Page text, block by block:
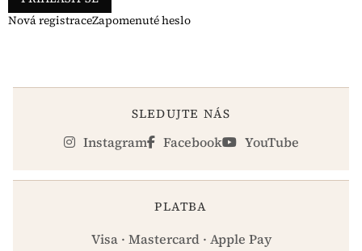
Nová registraceZapomenuté heslo
SLEDUJTE NÁS
Instagram Facebook YouTube
PLATBA
Visa · Mastercard · Apple Pay